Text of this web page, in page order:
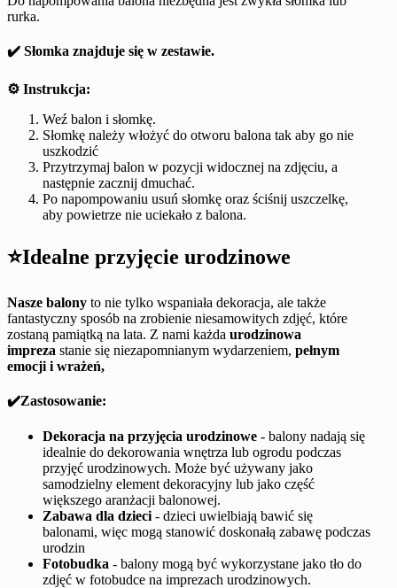
rurka.
✔️ Słomka znajduje się w zestawie.
⚙️ Instrukcja:
Weź balon i słomkę.
Słomkę należy włożyć do otworu balona tak aby go nie
uszkodzić
Przytrzymaj balon w pozycji widocznej na zdjęciu, a
następnie zacznij dmuchać.
Po napompowaniu usuń słomkę oraz ściśnij uszczelkę,
aby powietrze nie uciekało z balona.
⭐Idealne przyjęcie urodzinowe
Nasze balony to nie tylko wspaniała dekoracja, ale także
fantastyczny sposób na zrobienie niesamowitych zdjęć, które
zostaną pamiątką na lata. Z nami każda urodzinowa
impreza stanie się niezapomnianym wydarzeniem, pełnym
emocji i wrażeń,
✔️Zastosowanie:
Dekoracja na przyjęcia urodzinowe - balony nadają się
idealnie do dekorowania wnętrza lub ogrodu podczas
przyjęć urodzinowych. Może być używany jako
samodzielny element dekoracyjny lub jako część
większego aranżacji balonowej.
Zabawa dla dzieci - dzieci uwielbiają bawić się
balonami, więc mogą stanowić doskonałą zabawę podczas
urodzin
Fotobudka - balony mogą być wykorzystane jako tło do
zdjęć w fotobudce na imprezach urodzinowych.